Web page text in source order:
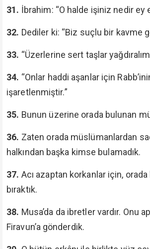
31. İbrahim: “O halde işiniz nedir ey
32. Dediler ki: “Biz suçlu bir kavme
33. “Üzerlerine sert taşlar
34. “Onlar haddi aşanlar için
işaretlenmiştir.”
35. Bunun üzerine orada bulunan
36. Zaten orada müslümanlardan
halkından başka kimse bulamadık.
37. Acı azaptan korkanlar için,
bıraktık.
38. Musa’da da ibretler vardır. Onu
Firavun’a gönderdik.